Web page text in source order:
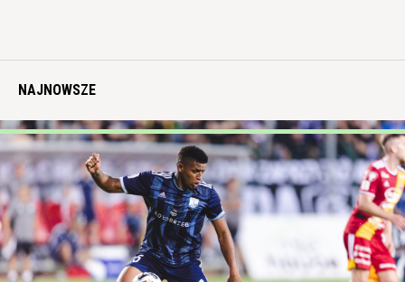
NAJNOWSZE